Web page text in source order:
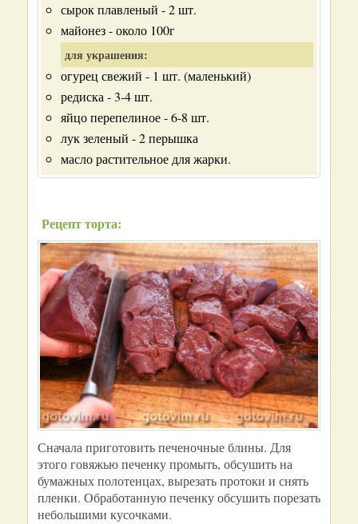
сырок плавленый - 2 шт.
майонез - около 100г
для украшения:
огурец свежий - 1 шт. (маленький)
редиска - 3-4 шт.
яйцо перепелиное - 6-8 шт.
лук зеленый - 2 перышка
масло растительное для жарки.
Рецепт торта:
Сначала приготовить печеночные блины. Для
этого говяжью печенку промыть, обсушить на
бумажных полотенцах, вырезать протоки и снять
пленки. Обработанную печенку обсушить порезать
небольшими кусочками.